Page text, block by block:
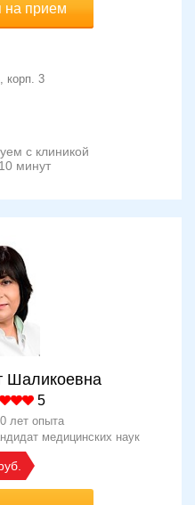
на прием
корп. 3
с клиникой
минут
Шаликоевна
5
лет опыта
медицинских наук